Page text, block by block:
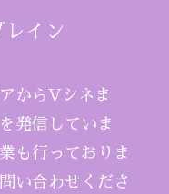
イン
からVシネま
発信していま
も行っておりま
い合わせくださ